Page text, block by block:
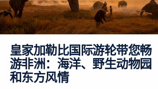
皇家加勒比国际游轮带您畅
游非洲：海洋、野生动物园
和东方风情